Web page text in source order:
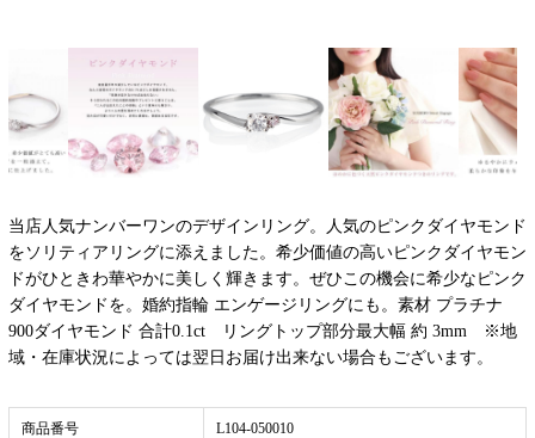
当店人気ナンバーワンのデザインリング。人気のピンクダイヤモンド
をソリティアリングに添えました。希少価値の高いピンクダイヤモン
ドがひときわ華やかに美しく輝きます。ぜひこの機会に希少なピンク
ダイヤモンドを。婚約指輪 エンゲージリングにも。素材 プラチナ
900ダイヤモンド 合計0.1ct リングトップ部分最大幅 約 3mm ※地
域・在庫状況によっては翌日お届け出来ない場合もございます。
商品番号 L104-050010